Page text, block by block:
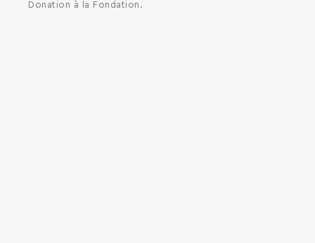
Donation à la Fondation.